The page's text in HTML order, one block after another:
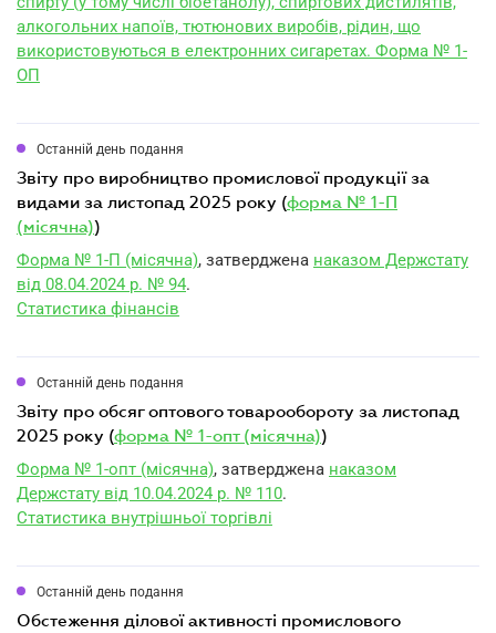
алкогольних напоїв, тютюнових виробів, рідин, що
використовуються в електронних сигаретах. Форма № 1-
ОП
Останній день подання
звіту про виробництво промислової продукції за
видами за листопад 2025 року (форма № 1-П
(місячна))
Форма № 1-П (місячна), затверджена наказом Держстату
від 08.04.2024 р. № 94.
Статистика фінансів
Останній день подання
звіту про обсяг оптового товарообороту за листопад
2025 року (форма № 1-опт (місячна))
Форма № 1-опт (місячна), затверджена наказом
Держстату від 10.04.2024 р. № 110.
Статистика внутрішньої торгівлі
Останній день подання
обстеження ділової активності промислового